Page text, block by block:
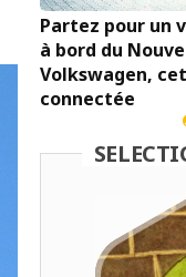
Partez pour un
à bord du
Volkswagen,
connectée